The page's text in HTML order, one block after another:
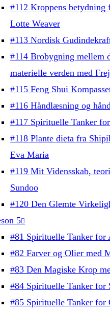
#112 Kroppens betydning
Lotte Weaver
#113 Nordisk
#114 Brobygning mellem
materielle verden med
#115 Feng Shui
#116 Håndlæsning og
#117 Spirituelle Tanker
#118 Plante dieta fra
Eva Maria
#119 Mit Vidensskab,
Sundoo
#120 Den Glemte
5
#81 Spirituelle Tanker for
#82 Farver og Olier med
#83 Den Magiske Krop
#84 Spirituelle Tanker for
#85 Spirituelle Tanker for